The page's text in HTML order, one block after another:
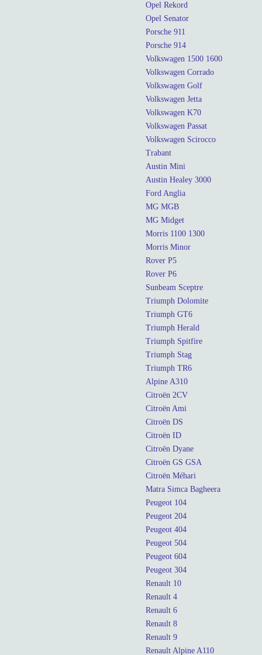
Opel Rekord
Opel Senator
Porsche 911
Porsche 914
Volkswagen 1500 1600
Volkswagen Corrado
Volkswagen Golf
Volkswagen Jetta
Volkswagen K70
Volkswagen Passat
Volkswagen Scirocco
Trabant
Austin Mini
Austin Healey 3000
Ford Anglia
MG MGB
MG Midget
Morris 1100 1300
Morris Minor
Rover P5
Rover P6
Sunbeam Sceptre
Triumph Dolomite
Triumph GT6
Triumph Herald
Triumph Spitfire
Triumph Stag
Triumph TR6
Alpine A310
Citroën 2CV
Citroën Ami
Citroën DS
Citroën ID
Citroën Dyane
Citroën GS GSA
Citroën Méhari
Matra Simca Bagheera
Peugeot 104
Peugeot 204
Peugeot 404
Peugeot 504
Peugeot 604
Peugeot 304
Renault 10
Renault 4
Renault 6
Renault 8
Renault 9
Renault Alpine A110